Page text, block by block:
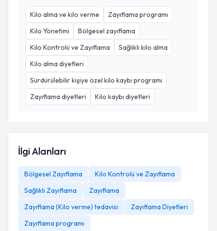
Kilo alma ve kilo verme
Zayıflama programı
Kilo Yönetimi
Bölgesel zayıflama
Kilo Kontrolü ve Zayıflama
Sağlıklı kilo alma
Kilo alma diyetleri
Sürdürülebilir kişiye özel kilo kaybı programı
Zayıflama diyetleri
Kilo kaybı diyetleri
İlgi Alanları
Bölgesel Zayıflama
Kilo Kontrolü ve Zayıflama
Sağlıklı Zayıflama
Zayıflama
Zayıflama (Kilo verme) tedavisi
Zayıflama Diyetleri
Zayıflama programı